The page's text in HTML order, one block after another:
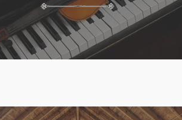
en savoir plus